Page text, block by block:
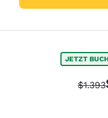
JETZT
$1.393